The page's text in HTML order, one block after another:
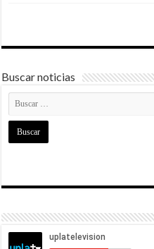
Buscar noticias